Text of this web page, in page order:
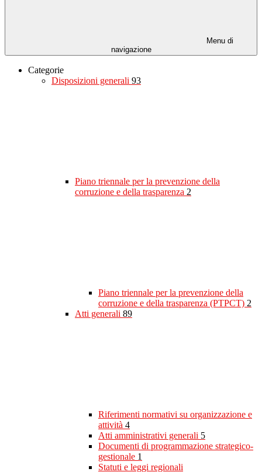
Menu di
navigazione
Categorie
Disposizioni generali 93
Piano triennale per la prevenzione della
corruzione e della trasparenza 2
Piano triennale per la prevenzione della
corruzione e della trasparenza (PTPCT) 2
Atti generali 89
Riferimenti normativi su organizzazione e
attività 4
Atti amministrativi generali 5
Documenti di programmazione strategico-
gestionale 1
Statuti e leggi regionali